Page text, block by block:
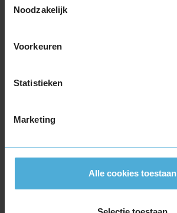
Noodzakelijk
Voorkeuren
Statistieken
Marketing
Alle cookies toestaan